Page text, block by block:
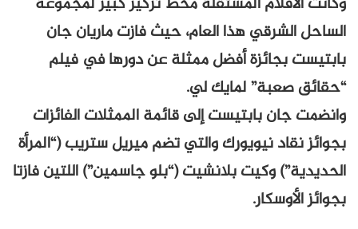
الساحل الشرقي هذا العام، حيث فازت ماريان جان
بابتيست بجائزة أفضل ممثلة عن دورها في فيلم
“حقائق صعبة” لمايك لي.
وانضمت جان بابتيست إلى قائمة الممثلات الفائزات
بجوائز نقاد نيويورك والتي تضم ميريل ستريب (“المرأة
الحديدية”) وكيت بلانشيت (“بلو جاسمين”) اللتين فازتا
بجوائز الأوسكار.